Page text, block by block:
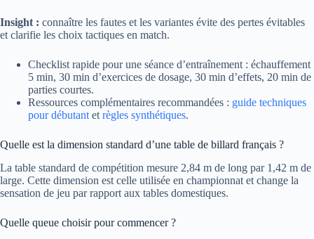
Insight : connaître les fautes et les variantes évite des pertes évitables
et clarifie les choix tactiques en match.
Checklist rapide pour une séance d’entraînement : échauffement
5 min, 30 min d’exercices de dosage, 30 min d’effets, 20 min de
parties courtes.
Ressources complémentaires recommandées : guide techniques
pour débutantetrègles synthétiques.
Quelle est la dimension standard d’une table de billard français ?
La table standard de compétition mesure 2,84 m de long par 1,42 m de
large. Cette dimension est celle utilisée en championnat et change la
sensation de jeu par rapport aux tables domestiques.
Quelle queue choisir pour commencer ?